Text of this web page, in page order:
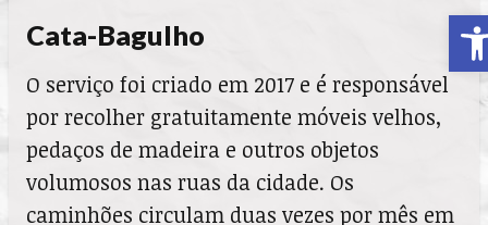
Cata-Bagulho
O serviço foi criado em 2017 e é responsável
por recolher gratuitamente móveis velhos,
pedaços de madeira e outros objetos
volumosos nas ruas da cidade. Os
caminhões circulam duas vezes por mês em